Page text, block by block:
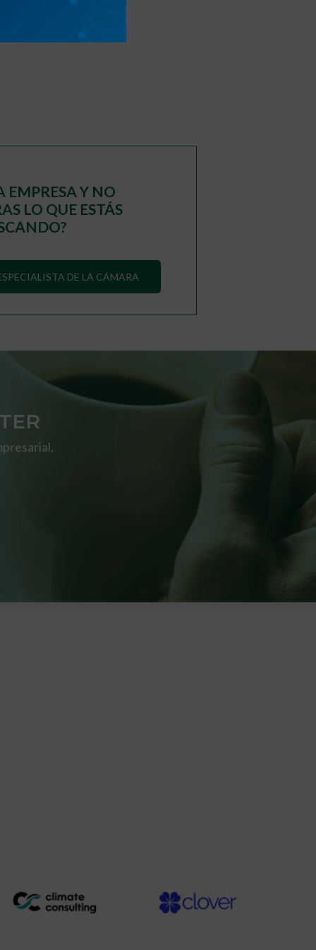
EMPRESA Y NO
LO QUE ESTÁS
DE LA CÁMARA